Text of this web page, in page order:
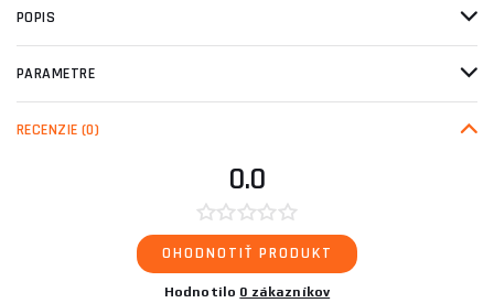
POPIS
PARAMETRE
RECENZIE (0)
0.0
OHODNOTIŤ PRODUKT
Hodnotilo 0 zákazníkov